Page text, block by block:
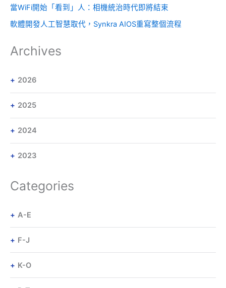
當WiFi開始「看到」人：相機統治時代即將結束
軟體開發人工智慧取代，Synkra AIOS重寫整個流程
Archives
2026
2025
2024
2023
Categories
A-E
F-J
K-O